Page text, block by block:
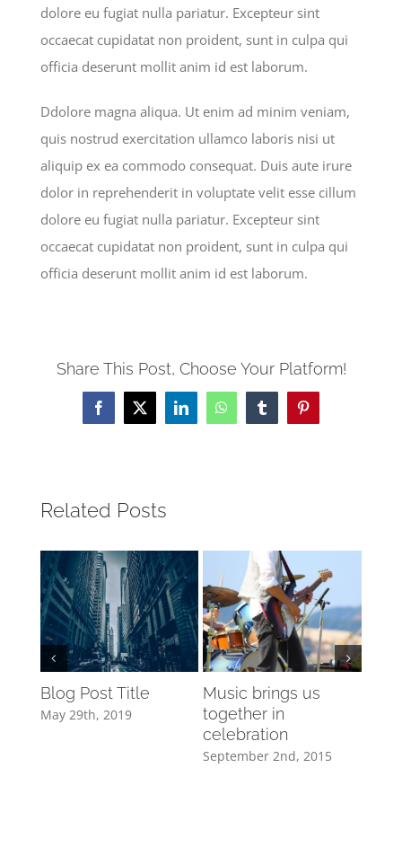
dolore eu fugiat nulla pariatur. Excepteur sint
occaecat cupidatat non proident, sunt in culpa qui
officia deserunt mollit anim id est laborum.
Ddolore magna aliqua. Ut enim ad minim veniam,
quis nostrud exercitation ullamco laboris nisi ut
aliquip ex ea commodo consequat. Duis aute irure
dolor in reprehenderit in voluptate velit esse cillum
dolore eu fugiat nulla pariatur. Excepteur sint
occaecat cupidatat non proident, sunt in culpa qui
officia deserunt mollit anim id est laborum.
Share This Post, Choose Your Platform!
Facebook
X LinkedInWhatsAppTumblrPinterest
Related Posts
Blog Post Title
May 29th, 2019
Music brings us
together in
celebration
September 2nd, 2015